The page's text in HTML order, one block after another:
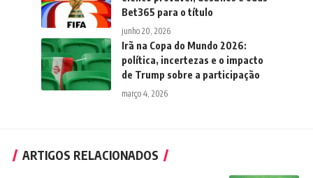
Bet365 para o título
junho 20, 2026
Irã na Copa do Mundo 2026:
política, incertezas e o impacto
de Trump sobre a participação
março 4, 2026
ARTIGOS RELACIONADOS